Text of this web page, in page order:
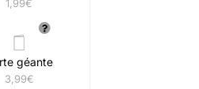
1,99€
géante
3,99€